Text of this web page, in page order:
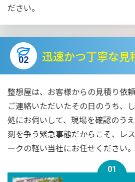
ださい。
02 迅速かつ丁寧な見
整想屋は、お客様からの見積り依
ご連絡いただいたその日のうち、
処にお伺いして、現場を確認のう
刻を争う緊急事態だからこそ、レ
ークの軽い当社にお任せください。
01